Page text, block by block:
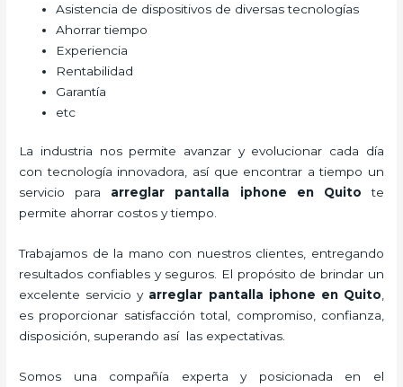
Asistencia de dispositivos de diversas tecnologías
Ahorrar tiempo
Experiencia
Rentabilidad
Garantía
etc
La industria nos permite avanzar y evolucionar cada día
con tecnología innovadora, así que encontrar a tiempo un
servicio para arreglar pantalla iphone en Quito te
permite ahorrar costos y tiempo.
Trabajamos de la mano con nuestros clientes, entregando
resultados confiables y seguros. El propósito de brindar un
excelente servicio y arreglar pantalla iphone en Quito
es proporcionar satisfacción total, compromiso, confianza,
disposición, superando así las expectativas.
Somos una compañía experta y posicionada en el